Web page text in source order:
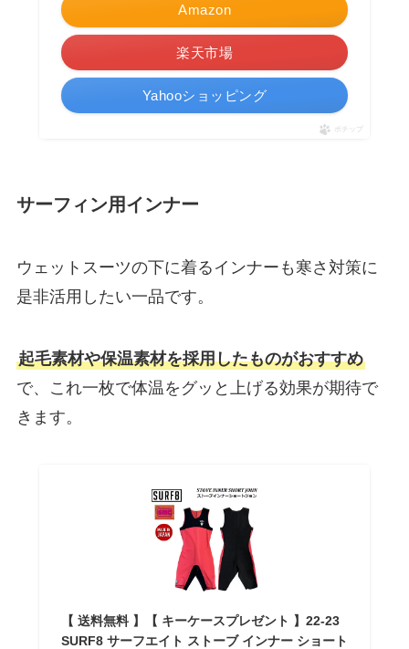
Amazon
楽天市場
Yahooショッピング
ポチップ
サーフィン用インナー
ウェットスーツの下に着るインナーも寒さ対策に
是非活用したい一品です。
起毛素材や保温素材を採用したものがおすすめ
で、これ一枚で体温をグッと上げる効果が期待で
きます。
【 送料無料 】【 キーケースプレゼント 】22-23
SURF8 サーフエイト ストーブ インナー ショート